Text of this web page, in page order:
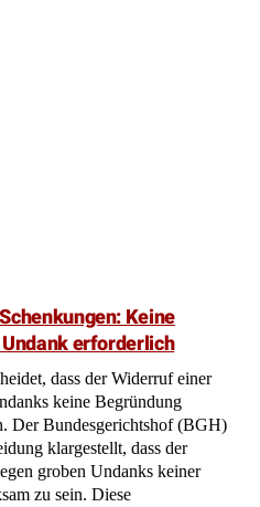
Keine
erforderlich
dass der Widerruf einer
keine Begründung
Der Bundesgerichtshof (BGH)
klargestellt, dass der
groben Undanks keiner
zu sein. Diese